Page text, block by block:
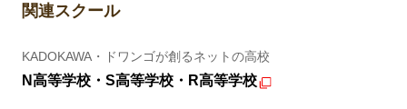
関連スクール
KADOKAWA・ドワンゴが創るネットの高校
N高等学校・S高等学校・R高等学校